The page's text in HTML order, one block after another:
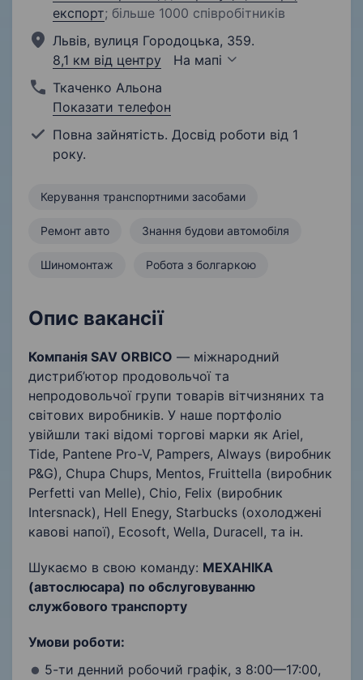
експорт; більше 1000 співробітників
Львів, вулиця Городоцька, 359.
8,1 км від центру
На мапі
Ткаченко Альона
Показати телефон
Повна зайнятість. Досвід роботи від 1
року.
Керування транспортними засобами
Ремонт авто Знання будови автомобіля
Шиномонтаж Робота з болгаркою
Опис вакансії
Компанія SAV ORBICO — міжнародний
дистриб’ютор продовольчої та
непродовольчої групи товарів вітчизняних та
світових виробників. У наше портфоліо
увійшли такі відомі торгові марки як Ariel,
Tide, Pantene Pro-V, Pampers, Always (виробник
P&G), Chupa Chups, Mentos, Fruittella (виробник
Perfetti van Melle), Chio, Felix (виробник
Intersnack), Hell Enegy, Starbucks (охолоджені
кавові напої), Ecosoft, Wella, Duracell, та ін.
Шукаємо в свою команду: МЕХАНІКА
(автослюсара) по обслуговуванню
службового транспорту
Умови роботи:
5-ти денний робочий графік, з 8:00—17:00,